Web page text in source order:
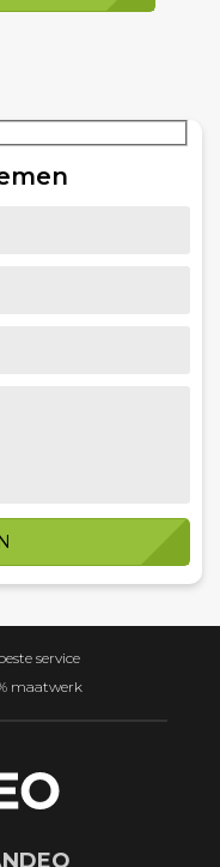
service
maatwerk